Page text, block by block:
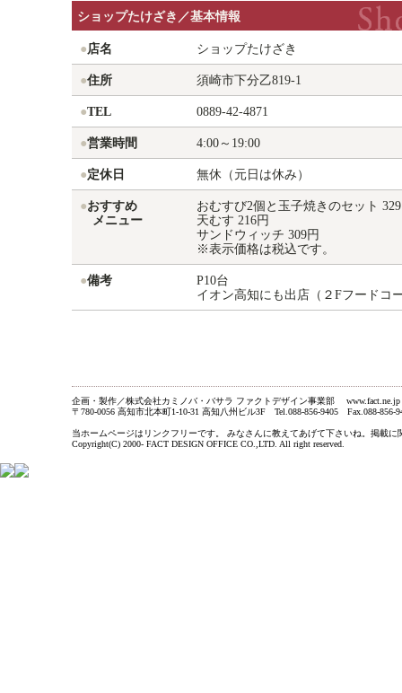
ショップたけざき／基本情報
●店名 ショップたけざき
●住所 須崎市下分乙819-1
●TEL 0889-42-4871
●営業時間 4:00～19:00
●定休日 無休（元日は休み）
●おすすめ
メニュー
おむすび2個と玉子焼きのセット
天むす 216円
サンドウィッチ 309円
※表示価格は税込です。
●備考
P10台
イオン高知にも出店（２Fフードコ
企画・製作／株式会社カミノバ・バサラ ファクトデザイン事業部 www.fact.ne.jp
〒780-0056 高知市北本町1-10-31 高知八州ビル3F Tel.088-856-9405 Fax.088-856-
当ホームページはリンクフリーです。 みなさんに教えてあげて下さいね。掲載
Copyright(C) 2000- FACT DESIGN OFFICE CO.,LTD. All right reserved.